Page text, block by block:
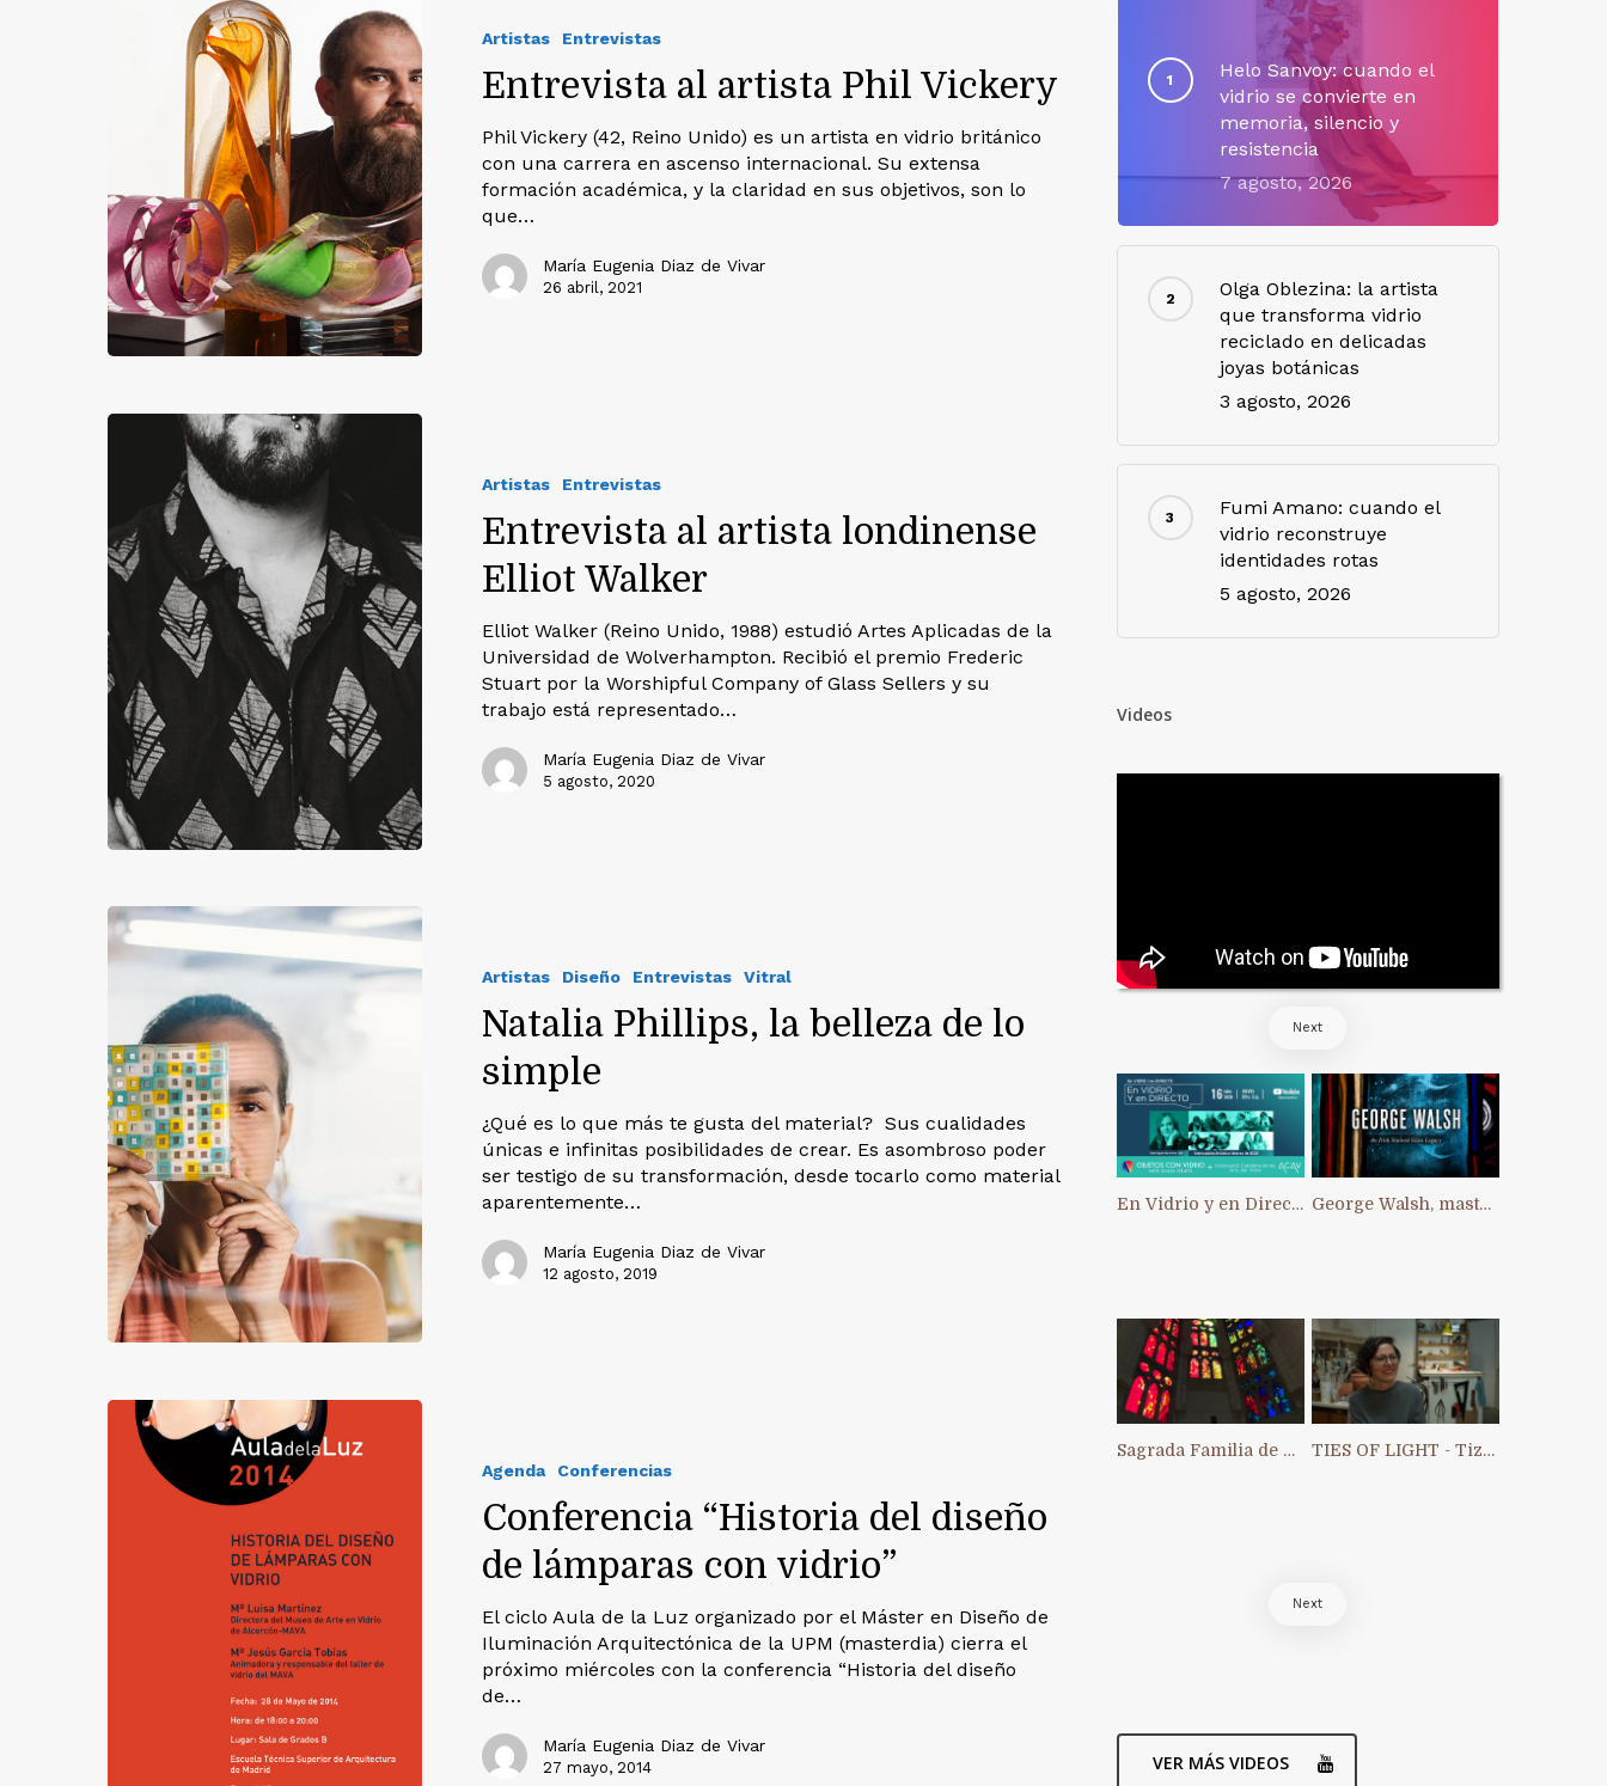
Artistas Entrevistas
Entrevista al artista Phil Vickery
Phil Vickery (42, Reino Unido) es un artista en vidrio británico
con una carrera en ascenso internacional. Su extensa
formación académica, y la claridad en sus objetivos, son lo
que…
María Eugenia Diaz de Vivar
26 abril, 2021
Artistas Entrevistas
Entrevista al artista londinense
Elliot Walker
Elliot Walker (Reino Unido, 1988) estudió Artes Aplicadas de la
Universidad de Wolverhampton. Recibió el premio Frederic
Stuart por la Worshipful Company of Glass Sellers y su
trabajo está representado…
María Eugenia Diaz de Vivar
5 agosto, 2020
Artistas Diseño Entrevistas Vitral
Natalia Phillips, la belleza de lo
simple
¿Qué es lo que más te gusta del material? Sus cualidades
únicas e infinitas posibilidades de crear. Es asombroso poder
ser testigo de su transformación, desde tocarlo como material
aparentemente…
María Eugenia Diaz de Vivar
12 agosto, 2019
Agenda Conferencias
Conferencia “Historia del diseño
de lámparas con vidrio”
El ciclo Aula de la Luz organizado por el Máster en Diseño de
Iluminación Arquitectónica de la UPM (masterdia) cierra el
próximo miércoles con la conferencia “Historia del diseño
de…
María Eugenia Diaz de Vivar
27 mayo, 2014
Helo Sanvoy: cuando el
vidrio se convierte en
memoria, silencio y
resistencia
7 agosto, 2026
Olga Oblezina: la artista
que transforma vidrio
reciclado en delicadas
joyas botánicas
3 agosto, 2026
Fumi Amano: cuando el
vidrio reconstruye
identidades rotas
5 agosto, 2026
Videos
Next
En Vidrio y en Directo: primer Intercambio Artístico Interno de ACAV George Walsh, master of stained glass in Ireland
Sagrada Familia de Barcelona TIES OF LIGHT - Tiziana Chiara
Next
VER MÁS VIDEOS